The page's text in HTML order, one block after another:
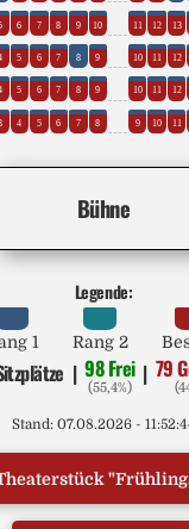
6 7 8 9 10 11 12 13
5 6 7 8 9 10 11 12
5 6 7 8 9 10 11 12
4 5 6 7 8 9 10 11
Bühne
Legende:
1 Rang 2
| 98 Frei
(55,4%)
| 79
Stand: 07.08.2026 -